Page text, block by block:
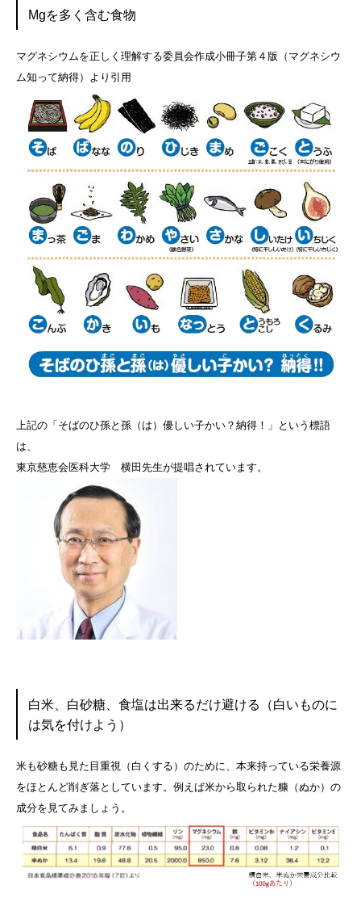
Mgを多く含む食物
マグネシウムを正しく理解する委員会作成小冊子第４版（マグネシウ
ム知って納得）より引用​
上記の「そばのひ孫と孫（は）優しい子かい？納得！」という標語
は、
東京慈恵会医科大学​ 横田先生が提唱されています。
白米、白砂糖、食塩は出来るだけ避ける（白いものに
は気を付けよう）
米も砂糖も見た目重視（白くする）のために、本来持っている栄養源
をほとんど削ぎ落としています。例えば米から取られた糠（ぬか）の
成分を見てみましょう。